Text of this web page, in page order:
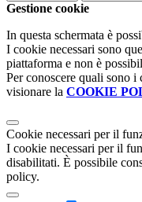
Gestione cookie
In questa schermata è
I cookie necessari sono
piattaforma e non è
Per conoscere quali sono i
visionare la COOKIE
Cookie necessari per il
I cookie necessari per il
disabilitati. È possibile
policy.